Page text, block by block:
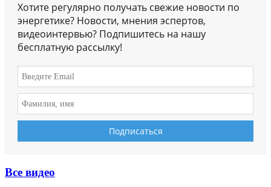
Хотите регулярно получать свежие новости по
энергетике? Новости, мнения эспертов,
видеоинтервью? Подпишитесь на нашу
бесплатную рассылку!
Все видео